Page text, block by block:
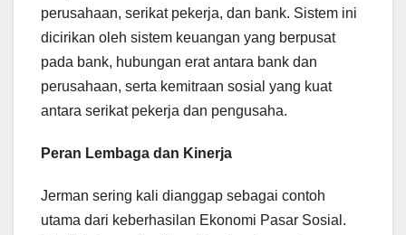
perusahaan, serikat pekerja, dan bank. Sistem ini
dicirikan oleh sistem keuangan yang berpusat
pada bank, hubungan erat antara bank dan
perusahaan, serta kemitraan sosial yang kuat
antara serikat pekerja dan pengusaha.
Peran Lembaga dan Kinerja
Jerman sering kali dianggap sebagai contoh
utama dari keberhasilan Ekonomi Pasar Sosial.